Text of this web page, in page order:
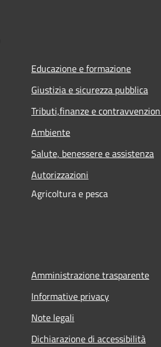
Educazione e formazione
Giustizia e sicurezza pubblica
Tributi,finanze e
Ambiente
Salute, benessere e assistenza
Autorizzazioni
Agricoltura e pesca
Amministrazione trasparente
Informative privacy
Note legali
Dichiarazione di accessibilità